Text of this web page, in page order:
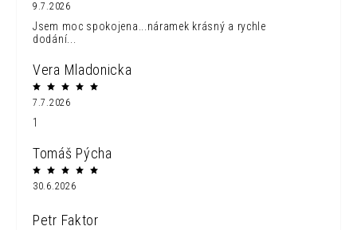
9.7.2026
Jsem moc spokojena...náramek krásný a rychle
dodání...
Vera Mladonicka
7.7.2026
1
Tomáš Pýcha
30.6.2026
Petr Faktor